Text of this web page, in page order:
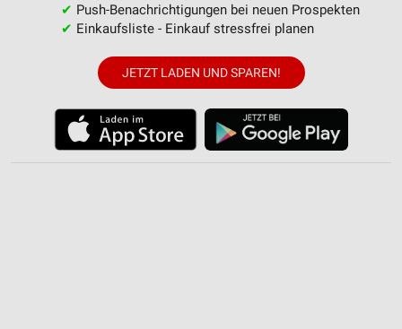
✔ Push-Benachrichtigungen bei neuen Prospekten
✔ Einkaufsliste - Einkauf stressfrei planen
JETZT LADEN UND SPAREN!
Partnerliste anzeigen (1 IAB-Anbieter)
IAB-Verarbeitungszwecke:
Speichern von oder Zugriff auf Informationen
Verwendung reduzierter Daten zur Auswahl von
Werbeanzeigen